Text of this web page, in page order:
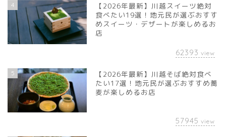
4
【2026年最新】川越スイーツ絶対
食べたい19選！地元民が選ぶおすす
めスイーツ・デザートが楽しめるお
店
62393 view
5
【2026年最新】川越そば絶対食べ
たい17選！地元民が選ぶおすすめ蕎
麦が楽しめるお店
57945 view